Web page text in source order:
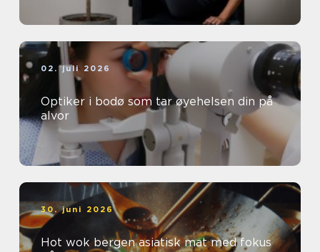
02. juli 2026
Optiker i bodø som tar øyehelsen din på
alvor
30. juni 2026
Hot wok bergen asiatisk mat med fokus